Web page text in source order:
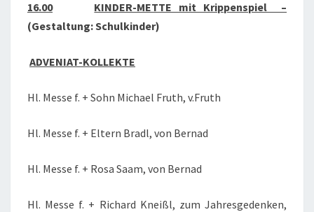
16.00
KINDER-METTE mit Krippenspiel –
(Gestaltung: Schulkinder)
ADVENIAT-KOLLEKTE
Hl. Messe f. + Sohn Michael Fruth, v.Fruth
Hl. Messe f. + Eltern Bradl, von Bernad
Hl. Messe f. + Rosa Saam, von Bernad
Hl. Messe f. + Richard Kneißl, zum Jahresgedenken,